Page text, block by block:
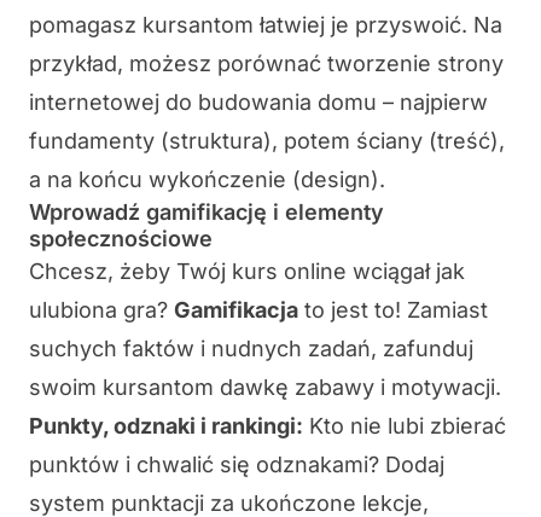
pomagasz kursantom łatwiej je przyswoić. Na
przykład, możesz porównać tworzenie strony
internetowej do budowania domu – najpierw
fundamenty (struktura), potem ściany (treść),
a na końcu wykończenie (design).
Wprowadź gamifikację i elementy
społecznościowe
Chcesz, żeby Twój kurs online wciągał jak
ulubiona gra? Gamifikacja to jest to! Zamiast
suchych faktów i nudnych zadań, zafunduj
swoim kursantom dawkę zabawy i motywacji.
Punkty, odznaki i rankingi: Kto nie lubi zbierać
punktów i chwalić się odznakami? Dodaj
system punktacji za ukończone lekcje,